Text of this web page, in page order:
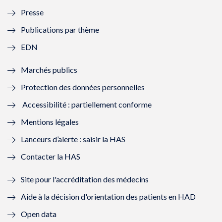
f
n
ê
t
r
e
)
e
n
ê
r
)
ê
t
e
ê
)
Presse
Publications par thème
EDN
Marchés publics
Protection des données personnelles
Accessibilité : partiellement conforme
Mentions légales
Lanceurs d’alerte : saisir la HAS
Contacter la HAS
Site pour l'accréditation des médecins
Aide à la décision d'orientation des patients en HAD
Open data